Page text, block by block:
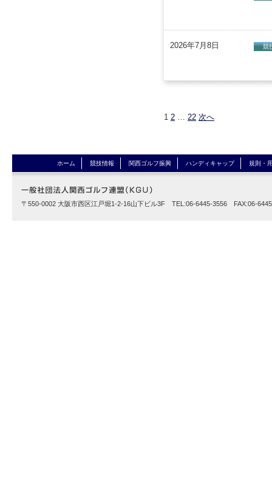
2026年7月8日 競
1 2 … 22 次へ
ホーム 競技情報 関西ゴルフ振興 ハンディキャップ 規則・
〒550-0002 大阪市西区江戸堀1-2-16山下ビル3F TEL:06-6445-3556 FAX:06-